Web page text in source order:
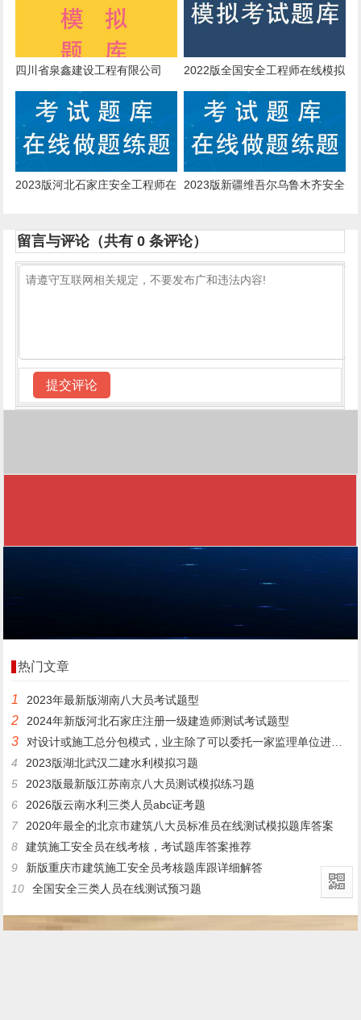
工单位项目负责人安全生产责任
四川省泉鑫建设工程有限公司
2022版全国安全工程师在线模拟
2023版河北石家庄安全工程师在
2023版新疆维吾尔乌鲁木齐安全
留言与评论（共有0 条评论）
热门文章
1 2023年最新版湖南八大员考试题型
2 2024年新版河北石家庄注册一级建造师测试考试题型
3
对设计或施工总分包模式，业主除了可以委托一家监理单位进行实施阶段全过程监理之外，还可能()。
4
2023版湖北武汉二建水利模拟习题
5
2023版最新版江苏南京八大员测试模拟练习题
6
2026版云南水利三类人员abc证考题
7
2020年最全的北京市建筑八大员标准员在线测试模拟题库答案
8
建筑施工安全员在线考核，考试题库答案推荐
9
新版重庆市建筑施工安全员考核题库跟详细解答
10
全国安全三类人员在线测试预习题